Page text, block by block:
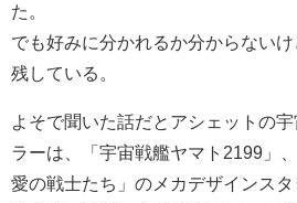
た。
でも好みに分かれるか分からない
残している。
よそで聞いた話だとアシェットの
ラーは、「宇宙戦艦ヤマト2199」
愛の戦士たち」のメカデザインス